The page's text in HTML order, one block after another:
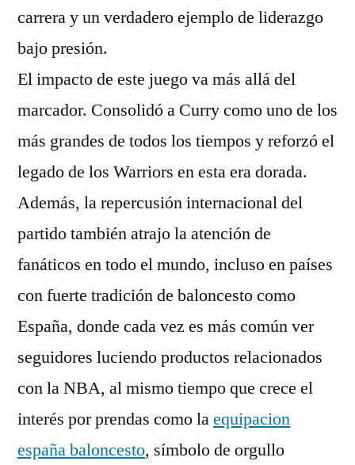
carrera y un verdadero ejemplo de liderazgo
bajo presión.
El impacto de este juego va más allá del
marcador. Consolidó a Curry como uno de los
más grandes de todos los tiempos y reforzó el
legado de los Warriors en esta era dorada.
Además, la repercusión internacional del
partido también atrajo la atención de
fanáticos en todo el mundo, incluso en países
con fuerte tradición de baloncesto como
España, donde cada vez es más común ver
seguidores luciendo productos relacionados
con la NBA, al mismo tiempo que crece el
interés por prendas como laequipacion
españa baloncesto, símbolo de orgullo